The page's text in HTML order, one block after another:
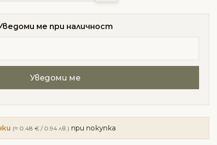
ме при наличност
(≈ 0.48 € / 0.94 лв.) при покупка